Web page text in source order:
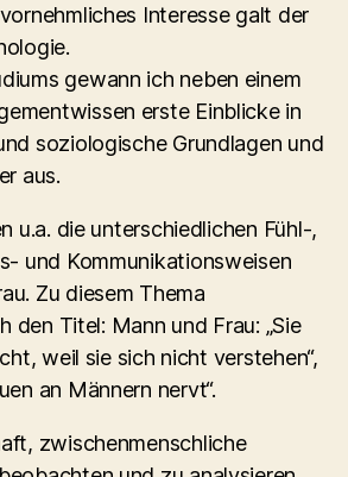
Interesse galt der
gewann ich neben einem
erste Einblicke in
soziologische Grundlagen und
aus.
u.a. die unterschiedlichen Fühl-,
und Kommunikationsweisen
Zu diesem Thema
den Titel: Mann und Frau: „Sie
weil sie sich nicht verstehen“,
an Männern nervt“.
zwischenmenschliche